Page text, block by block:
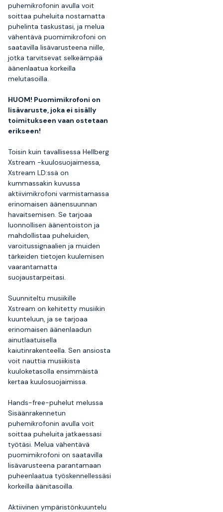
puhemikrofonin avulla voit
soittaa puheluita nostamatta
puhelinta taskustasi, ja melua
vähentävä puomimikrofoni on
saatavilla lisävarusteena niille,
jotka tarvitsevat selkeämpää
äänenlaatua korkeilla
melutasoilla.
HUOM! Puomimikrofoni on
lisävaruste, joka ei sisälly
toimitukseen vaan ostetaan
erikseen!
Toisin kuin tavallisessa Hellberg
Xstream -kuulosuojaimessa,
Xstream LD:ssä on
kummassakin kuvussa
aktiivimikrofoni varmistamassa
erinomaisen äänensuunnan
havaitsemisen. Se tarjoaa
luonnollisen äänentoiston ja
mahdollistaa puheluiden,
varoitussignaalien ja muiden
tärkeiden tietojen kuulemisen
vaarantamatta
suojaustarpeitasi.
Suunniteltu musiikille
Xstream on kehitetty musiikin
kuunteluun, ja se tarjoaa
erinomaisen äänenlaadun
ainutlaatuisella
kaiutinrakenteella. Sen ansiosta
voit nauttia musiikista
kuuloketasolla ensimmäistä
kertaa kuulosuojaimissa.
Hands-free-puhelut melussa
Sisäänrakennetun
puhemikrofonin avulla voit
soittaa puheluita jatkaessasi
työtäsi. Melua vähentävä
puomimikrofoni on saatavilla
lisävarusteena parantamaan
puheenlaatua työskennellessäsi
korkeilla äänitasoilla.
Aktiivinen ympäristönkuuntelu